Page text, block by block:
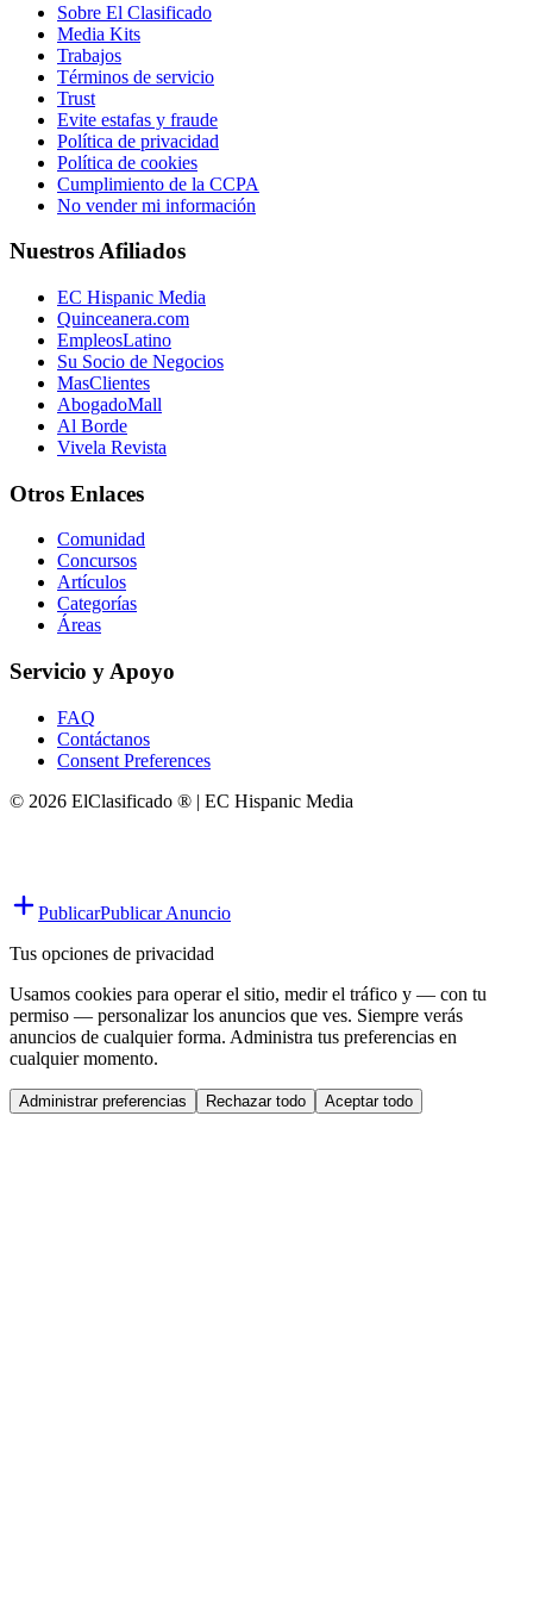
Sobre El Clasificado
Media Kits
Trabajos
Términos de servicio
Trust
Evite estafas y fraude
Política de privacidad
Política de cookies
Cumplimiento de la CCPA
No vender mi información
Nuestros Afiliados
EC Hispanic Media
Quinceanera.com
EmpleosLatino
Su Socio de Negocios
MasClientes
AbogadoMall
Al Borde
Vivela Revista
Otros Enlaces
Comunidad
Concursos
Artículos
Categorías
Áreas
Servicio y Apoyo
FAQ
Contáctanos
Consent Preferences
© 2026 ElClasificado ® | EC Hispanic Media
PublicarPublicar Anuncio
Tus opciones de privacidad
Usamos cookies para operar el sitio, medir el tráfico y — con tu
permiso — personalizar los anuncios que ves. Siempre verás
anuncios de cualquier forma. Administra tus preferencias en
cualquier momento.
Administrar preferencias Rechazar todo Aceptar todo